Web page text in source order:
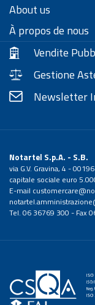
About us
À propos de nous
Vendite
Gestione
Newsletter
Notartel S.p.A. - S.B.
via G.V. Gravina, 4 -
capitale sociale euro
E-mail
Tel. 06 36769 300 - Fax